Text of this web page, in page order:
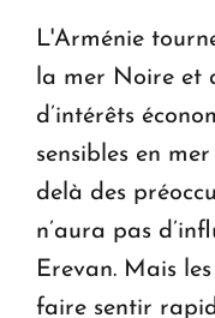
L'Arménie
la mer Noire et
d’intérêts
sensibles en
delà des
n’aura pas
Erevan. Mais
faire sentir